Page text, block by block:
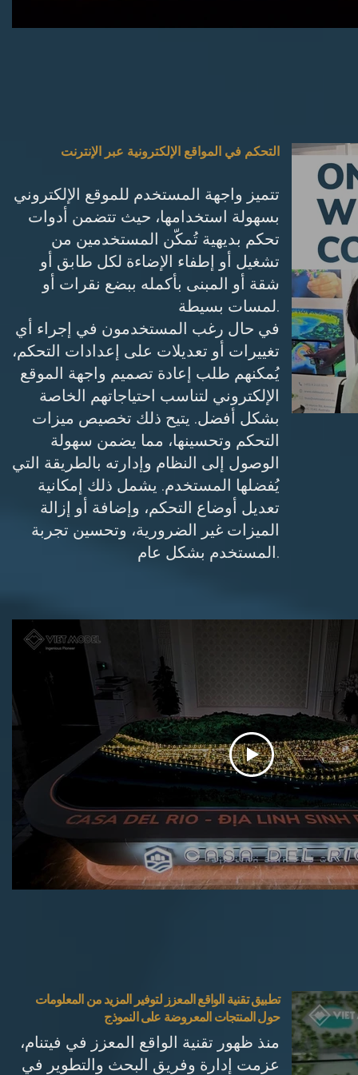
التحكم في المواقع الإلكترونية عبر الإنترنت
تتميز واجهة المستخدم للموقع الإلكتروني
بسهولة استخدامها، حيث تتضمن أدوات
تحكم بديهية تُمكّن المستخدمين من
تشغيل أو إطفاء الإضاءة لكل طابق أو
شقة أو المبنى بأكمله ببضع نقرات أو
لمسات بسيطة.
في حال رغب المستخدمون في إجراء أي
تغييرات أو تعديلات على إعدادات التحكم،
يُمكنهم طلب إعادة تصميم واجهة الموقع
الإلكتروني لتناسب احتياجاتهم الخاصة
بشكل أفضل. يتيح ذلك تخصيص ميزات
التحكم وتحسينها، مما يضمن سهولة
الوصول إلى النظام وإدارته بالطريقة التي
يُفضلها المستخدم. يشمل ذلك إمكانية
تعديل أوضاع التحكم، وإضافة أو إزالة
الميزات غير الضرورية، وتحسين تجربة
المستخدم بشكل عام.
تطبيق تقنية الواقع المعزز لتوفير المزيد من المعلومات
حول المنتجات المعروضة على النموذج
منذ ظهور تقنية الواقع المعزز في فيتنام،
عزمت إدارة وفريق البحث والتطوير في